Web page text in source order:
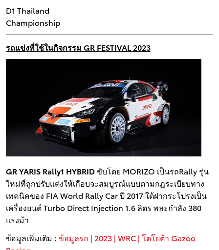
D1 Thailand
Championship
รถแข่งที่ใช้ในกิจกรรม GR FESTIVAL 2023
GR YARIS Rally1 HYBRIDขับโดย MORIZO เป็นรถRally รุ่น
ใหม่ที่ถูกปรับแต่งให้เกือบจะสมบูรณ์แบบตามกฎระเบียบทาง
เทคนิคของ FIA World Rally Car ปี 2017 ใต้ฝากระโปรงเป็น
เครื่องยนต์ Turbo Direct Injection 1.6 ลิตร พละกำลัง 380
แรงม้า
ข้อมูลเพิ่มเติม : ข้อมูลรถ | 2023 | WRC | โตโยต้า Gazoo